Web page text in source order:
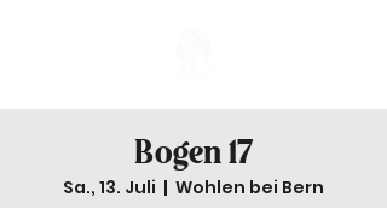
Bogen 17
Sa., 13. Juli
  |
Wohlen bei Bern